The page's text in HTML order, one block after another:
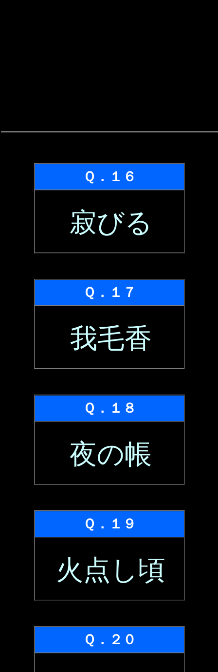
Ｑ．１６
寂びる
Ｑ．１７
我毛香
Ｑ．１８
夜の帳
Ｑ．１９
火点し頃
Ｑ．２０